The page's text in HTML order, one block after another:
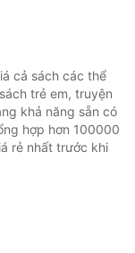
cả sách các thể
trẻ em, truyện
khả năng sẵn có
hợp hơn 100000
rẻ nhất trước khi